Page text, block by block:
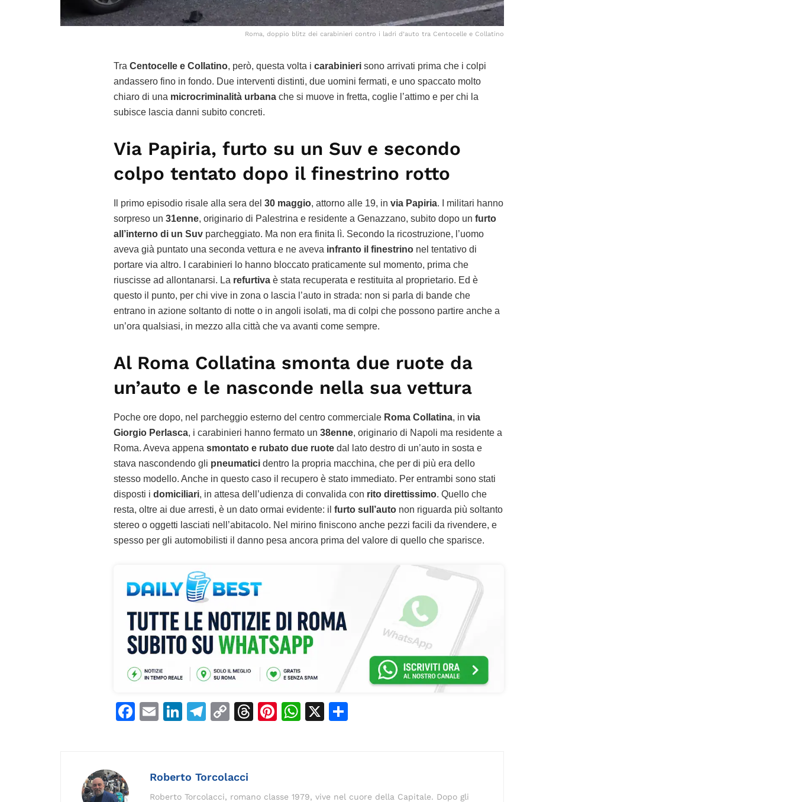
Roma, doppio blitz dei carabinieri contro i ladri d’auto tra Centocelle e Collatino
Tra Centocelle e Collatino, però, questa volta i carabinieri sono arrivati prima che i colpi
andassero fino in fondo. Due interventi distinti, due uomini fermati, e uno spaccato molto
chiaro di una microcriminalità urbana che si muove in fretta, coglie l’attimo e per chi la
subisce lascia danni subito concreti.
Via Papiria, furto su un Suv e secondo
colpo tentato dopo il finestrino rotto
Il primo episodio risale alla sera del 30 maggio, attorno alle 19, in via Papiria. I militari hanno
sorpreso un 31enne, originario di Palestrina e residente a Genazzano, subito dopo un furto
all’interno di un Suv parcheggiato. Ma non era finita lì. Secondo la ricostruzione, l’uomo
aveva già puntato una seconda vettura e ne aveva infranto il finestrino nel tentativo di
portare via altro. I carabinieri lo hanno bloccato praticamente sul momento, prima che
riuscisse ad allontanarsi. La refurtiva è stata recuperata e restituita al proprietario. Ed è
questo il punto, per chi vive in zona o lascia l’auto in strada: non si parla di bande che
entrano in azione soltanto di notte o in angoli isolati, ma di colpi che possono partire anche a
un’ora qualsiasi, in mezzo alla città che va avanti come sempre.
Al Roma Collatina smonta due ruote da
un’auto e le nasconde nella sua vettura
Poche ore dopo, nel parcheggio esterno del centro commerciale Roma Collatina, in via
Giorgio Perlasca, i carabinieri hanno fermato un 38enne, originario di Napoli ma residente a
Roma. Aveva appena smontato e rubato due ruote dal lato destro di un’auto in sosta e
stava nascondendo gli pneumatici dentro la propria macchina, che per di più era dello
stesso modello. Anche in questo caso il recupero è stato immediato. Per entrambi sono stati
disposti i domiciliari, in attesa dell’udienza di convalida con rito direttissimo. Quello che
resta, oltre ai due arresti, è un dato ormai evidente: il furto sull’auto non riguarda più soltanto
stereo o oggetti lasciati nell’abitacolo. Nel mirino finiscono anche pezzi facili da rivendere, e
spesso per gli automobilisti il danno pesa ancora prima del valore di quello che sparisce.
F
E
l
Li
e
dI
T
a
C
Li
T
Pi W X
Roberto Torcolacci
Roberto Torcolacci, romano classe 1979, vive nel cuore della Capitale. Dopo gli